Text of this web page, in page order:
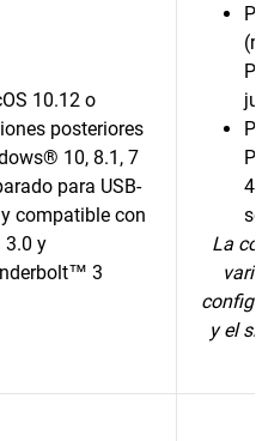
10.12 o
posteriores
10, 8.1, 7
para USB-
compatible con
3.0 y
3
La
y el